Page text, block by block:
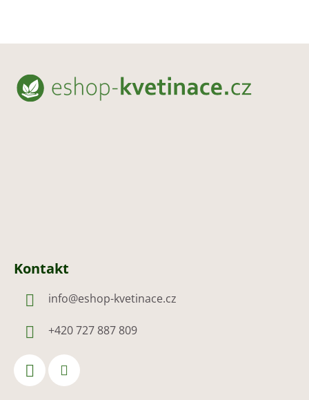
Z
Kontakt
info@eshop-kvetinace.cz
+420 727 887 809